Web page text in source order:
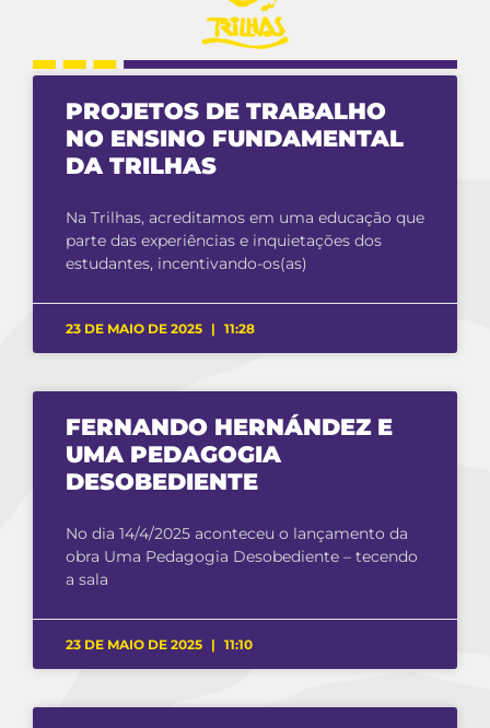
PROJETOS DE TRABALHO
NO ENSINO FUNDAMENTAL
DA TRILHAS
Na Trilhas, acreditamos em uma educação que
parte das experiências e inquietações dos
estudantes, incentivando-os(as)
23 DE MAIO DE 2025 11:28
FERNANDO HERNÁNDEZ E
UMA PEDAGOGIA
DESOBEDIENTE
No dia 14/4/2025 aconteceu o lançamento da
obra Uma Pedagogia Desobediente – tecendo
a sala
23 DE MAIO DE 2025 11:10